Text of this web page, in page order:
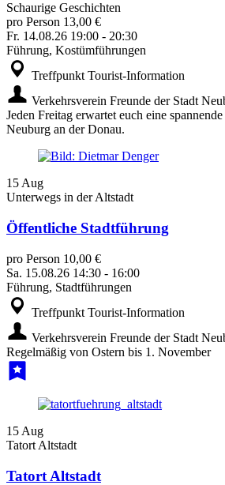
Schaurige Geschichten
pro Person 13,00 €
Fr. 14.08.26 19:00 - 20:30
Führung, Kostümführungen
Treffpunkt Tourist-Information
Verkehrsverein Freunde der Stadt
Jeden Freitag erwartet euch eine
Neuburg an der Donau.
15 Aug
Unterwegs in der Altstadt
Öffentliche Stadtführung
pro Person 10,00 €
Sa. 15.08.26 14:30 - 16:00
Führung, Stadtführungen
Treffpunkt Tourist-Information
Verkehrsverein Freunde der Stadt
Regelmäßig von Ostern bis 1. November
15 Aug
Tatort Altstadt
Tatort Altstadt